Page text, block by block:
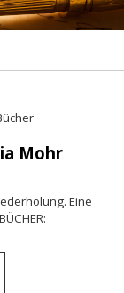
Mohr
Eine